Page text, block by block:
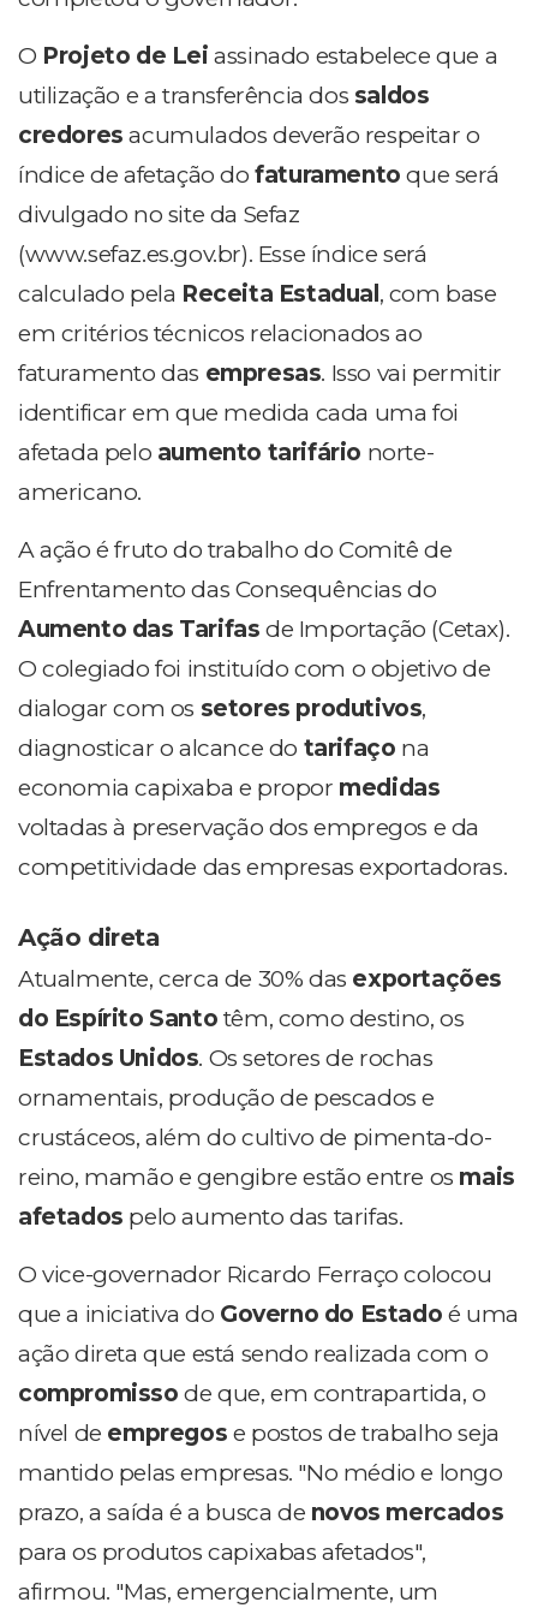
O Projeto de Lei assinado estabelece que a
utilização e a transferência dos saldos
credores acumulados deverão respeitar o
índice de afetação dofaturamento que será
divulgado no site da Sefaz
(www.sefaz.es.gov.br). Esse índice será
calculado pela Receita Estadual , com base
em critérios técnicos relacionados ao
faturamento das empresas. Isso vai permitir
identificar em que medida cada uma foi
afetada pelo aumento tarifário norte-
americano.
A ação é fruto do trabalho do Comitê de
Enfrentamento das Consequências do
Aumento das Tarifas de Importação (Cetax).
O colegiado foi instituído com o objetivo de
dialogar com os setores produtivos,
diagnosticar o alcance do tarifaço na
economia capixaba e propor medidas
voltadas à preservação dos empregos e da
competitividade das empresas exportadoras.
Ação direta
Atualmente, cerca de 30% das exportações
do Espírito Santo têm, como destino, os
Estados Unidos. Os setores de rochas
ornamentais, produção de pescados e
crustáceos, além do cultivo de pimenta-do-
reino, mamão e gengibre estão entre os mais
afetados pelo aumento das tarifas.
O vice-governador Ricardo Ferraço colocou
que a iniciativa do Governo do Estado é uma
ação direta que está sendo realizada com o
compromisso de que, em contrapartida, o
nível de empregos e postos de trabalho seja
mantido pelas empresas. "No médio e longo
prazo, a saída é a busca de novos mercados
para os produtos capixabas afetados",
afirmou. "Mas, emergencialmente, um